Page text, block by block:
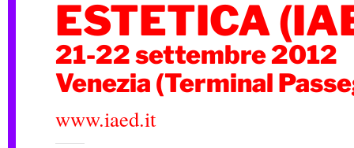
ESTETICA
21-22 settembre 2012
Venezia (Terminal
www.iaed.it